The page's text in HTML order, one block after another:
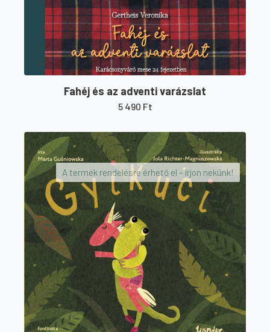
Fahéj és az adventi varázslat
5 490 Ft
A termék rendelésre érhető el – írjon nekünk!